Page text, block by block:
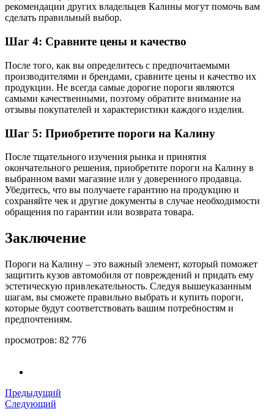
рекомендации других владельцев Калины могут помочь вам
сделать правильный выбор.
Шаг 4: Сравните цены и качество
После того, как вы определитесь с предпочитаемыми
производителями и брендами, сравните цены и качество их
продукции. Не всегда самые дорогие пороги являются
самыми качественными, поэтому обратите внимание на
отзывы покупателей и характеристики каждого изделия.
Шаг 5: Приобретите пороги на Калину
После тщательного изучения рынка и принятия
окончательного решения, приобретите пороги на Калину в
выбранном вами магазине или у доверенного продавца.
Убедитесь, что вы получаете гарантию на продукцию и
сохраняйте чек и другие документы в случае необходимости
обращения по гарантии или возврата товара.
Заключение
Пороги на Калину – это важный элемент, который поможет
защитить кузов автомобиля от повреждений и придать ему
эстетическую привлекательность. Следуя вышеуказанным
шагам, вы сможете правильно выбрать и купить пороги,
которые будут соответствовать вашим потребностям и
предпочтениям.
просмотров: 82 776
Предыдущий
Следующий